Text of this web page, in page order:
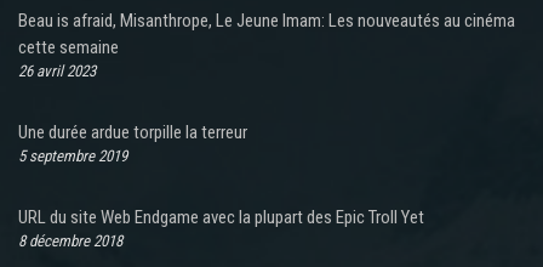
Beau is afraid, Misanthrope, Le Jeune Imam: Les nouveautés au cinéma
cette semaine
26 avril 2023
Une durée ardue torpille la terreur
5 septembre 2019
URL du site Web Endgame avec la plupart des Epic Troll Yet
8 décembre 2018